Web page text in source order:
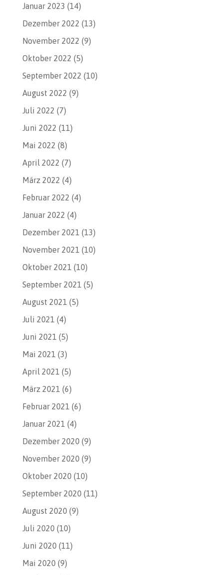
Januar 2023 (14)
Dezember 2022 (13)
November 2022 (9)
Oktober 2022 (5)
September 2022 (10)
August 2022 (9)
Juli 2022 (7)
Juni 2022 (11)
Mai 2022 (8)
April 2022 (7)
März 2022 (4)
Februar 2022 (4)
Januar 2022 (4)
Dezember 2021 (13)
November 2021 (10)
Oktober 2021 (10)
September 2021 (5)
August 2021 (5)
Juli 2021 (4)
Juni 2021 (5)
Mai 2021 (3)
April 2021 (5)
März 2021 (6)
Februar 2021 (6)
Januar 2021 (4)
Dezember 2020 (9)
November 2020 (9)
Oktober 2020 (10)
September 2020 (11)
August 2020 (9)
Juli 2020 (10)
Juni 2020 (11)
Mai 2020 (9)